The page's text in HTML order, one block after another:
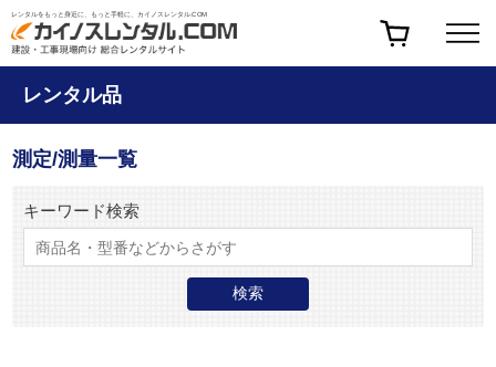
レンタルをもっと身近に、もっと手軽に、カイノスレンタル.COM
レンタル品
測定/測量一覧
キーワード検索